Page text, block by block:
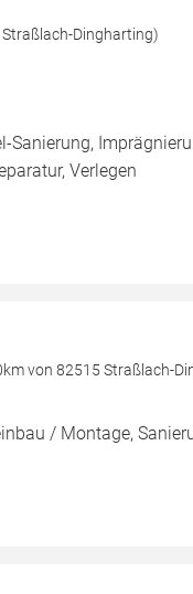
Dingharting)
Sanierung,
Verlegen
von 82515 Straßlach-
/ Montage,